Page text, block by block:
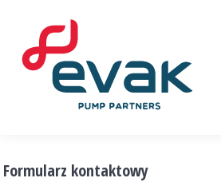
Formularz kontaktowy